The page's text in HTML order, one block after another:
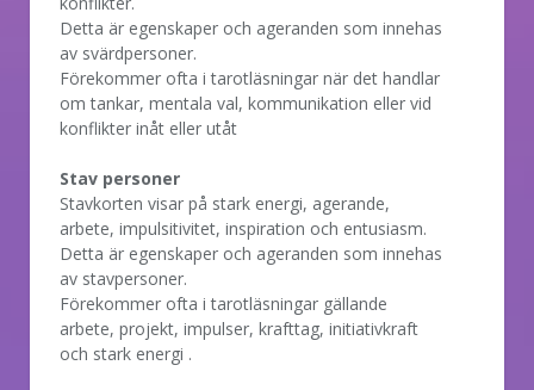
Detta är egenskaper och ageranden som innehas
av svärdpersoner.
Förekommer ofta i tarotläsningar när det handlar
om tankar, mentala val, kommunikation eller vid
konflikter inåt eller utåt
Stav personer
Stavkorten visar på stark energi, agerande,
arbete, impulsitivitet, inspiration och entusiasm.
Detta är egenskaper och ageranden som innehas
av stavpersoner.
Förekommer ofta i tarotläsningar gällande
arbete, projekt, impulser, krafttag, initiativkraft
och stark energi .